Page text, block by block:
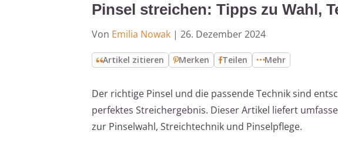
Pinsel streichen: Tipps zu Wahl,
Von Emilia Nowak | 26. Dezember 2024
Artikel zitieren Merken Teilen Mehr
Der richtige Pinsel und die passende Technik sind
perfektes Streichergebnis. Dieser Artikel liefert
zur Pinselwahl, Streichtechnik und Pinselpflege.